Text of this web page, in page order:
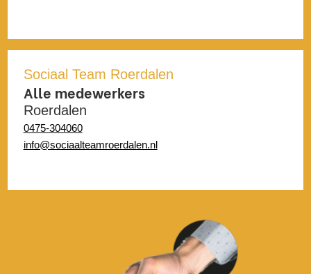
Sociaal Team Roerdalen
Alle medewerkers
Roerdalen
0475-304060
info@sociaalteamroerdalen.nl